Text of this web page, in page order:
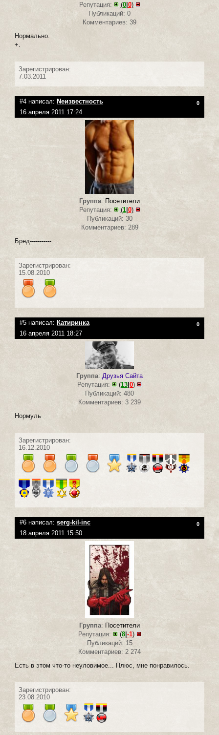
Репутация:
(0| 0)
Публикаций: 0
Комментариев: 39
Нормально.
+.
Зарегистрирован:
7.03.2011
#4 написал: Neизвестность 0
16 апреля 2011 17:24
Группа: Посетители
Репутация:
(1|0)
Публикаций: 30
Комментариев: 289
Бред-----------
Зарегистрирован:
15.08.2010
#5 написал: Катиринка 0
16 апреля 2011 18:27
Группа: Друзья Сайта
Репутация:
(13 0)
Публикаций: 480
Комментариев: 3 239
Нормуль
Зарегистрирован:
16.12.2010
#6 написал: serg-kil-inc 0
18 апреля 2011 15:50
Группа: Посетители
Репутация:
(8|-1)
Публикаций: 15
Комментариев: 2 274
Есть в этом что-то неуловимое... Плюс, мне понравилось.
Зарегистрирован:
23.08.2010